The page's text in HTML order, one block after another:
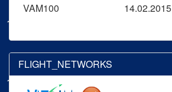
VAM100
14.02.2015
FLIGHT_NETWORKS